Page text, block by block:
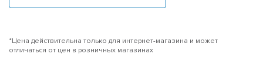
*Цена действительна только для интернет-магазина и может
отличаться от цен в розничных магазинах